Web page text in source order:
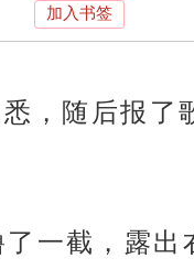
加入书签
，随后报了
一截，露